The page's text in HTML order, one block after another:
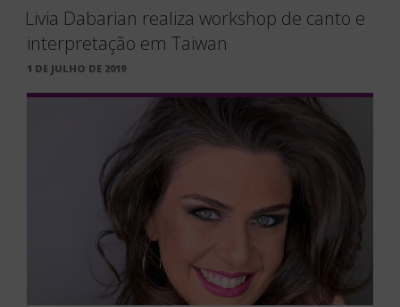
Livia Dabarian realiza workshop de canto e
interpretação em Taiwan
PUBLICADO
1 DE JULHO DE 2019